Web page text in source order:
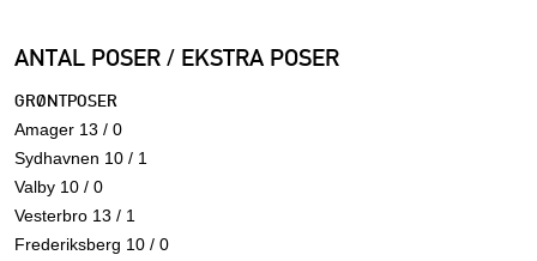
ANTAL POSER / EKSTRA POSER
GRØNTPOSER
Amager 13 / 0
Sydhavnen 10 / 1
Valby 10 / 0
Vesterbro 13 / 1
Frederiksberg 10 / 0